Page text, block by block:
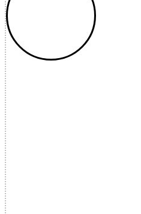
32785504507 - LP Hose (76